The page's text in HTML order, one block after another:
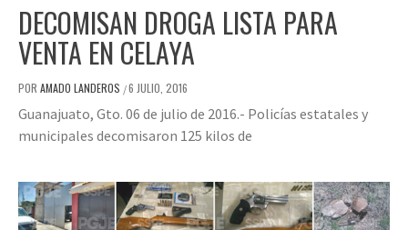
DECOMISAN DROGA LISTA PARA
VENTA EN CELAYA
POR AMADO LANDEROS /6 JULIO, 2016
Guanajuato, Gto. 06 de julio de 2016.- Policías estatales y
municipales decomisaron 125 kilos de